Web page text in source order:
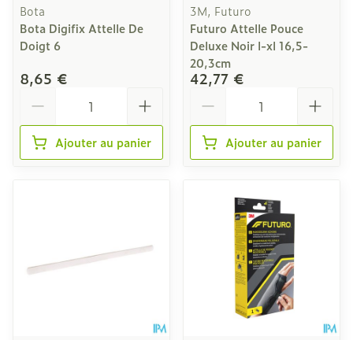
Bota
Bota Digifix Attelle De
Doigt 6
8,65 €
Ajouter au panier
3M, Futuro
Futuro Attelle Pouce
Deluxe Noir l-xl 16,5-
20,3cm
42,77 €
Ajouter au panier